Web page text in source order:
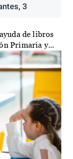
3
de libros
Primaria y...